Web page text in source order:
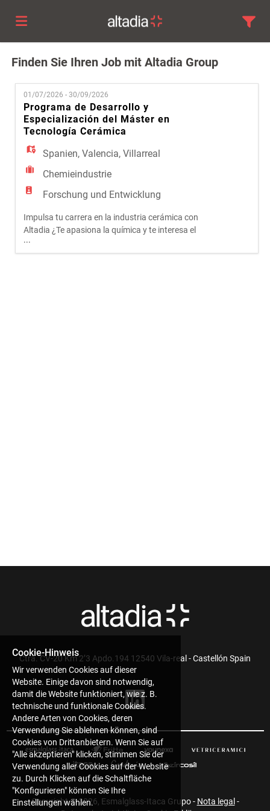
Altadia
Group
Stellen
Lebenslauf
hochladen
Anmelden
Sprache
Finden Sie Ihren Job mit Altadia Group
01/07/2026 - 30/09/2026
Programa de Desarrollo y
Especialización del Máster en
Tecnología Cerámica
Spanien,Valencia,Villarreal
Chemieindustrie
Forschung und Entwicklung
Impulsa tu carrera en la industria cerámica con
Altadia ¿Te apasiona la química y te interesa el
mundo industrial? ¿Quieres formar parte de
la multinacional líder en fritas, esmaltes, colores y
...
Ctra. CV-20 Km 2’3 Apdo.194 12540 Vila-real - Castellón Spain
Copyright ©2026, Esmalglass-Itaca Grupo - Nota legal-
Cookie-Hinweis
Wir verwenden Cookies auf dieser
Website. Einige davon sind notwendig,
damit die Website funktioniert, wie z. B.
technische und funktionale Cookies.
Andere Arten von Cookies, deren
Verwendung Sie ablehnen können, sind
Cookies von Drittanbietern. Wenn Sie auf
"Alle akzeptieren" klicken, stimmen Sie der
Verwendung aller Cookies auf der Website
zu. Durch Klicken auf die Schaltfläche
"Konfigurieren" können Sie Ihre
Einstellungen wählen.